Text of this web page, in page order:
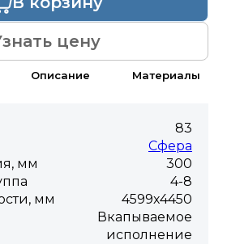
Описание Материалы
83
Сфера
мм
300
4-8
мм
4599х4450
Вкапываемое
исполнение
цену